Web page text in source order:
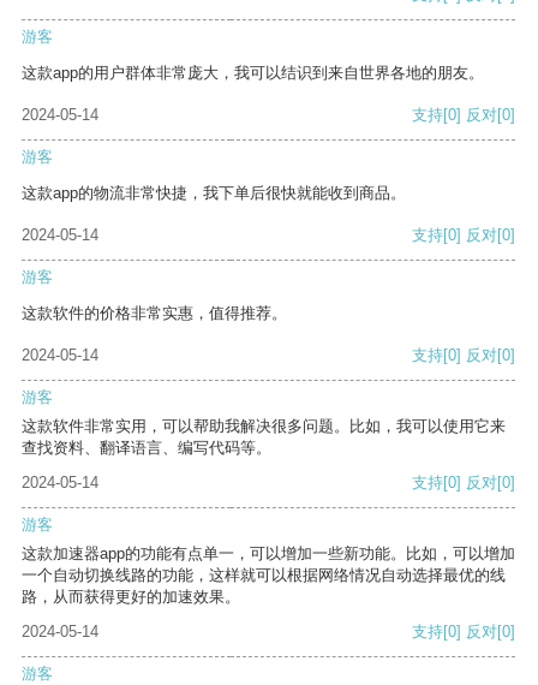
游客
这款app的用户群体非常庞大，我可以结识到来自世界各地的朋友。
2024-05-14 支持[0] 反对[0]
游客
这款app的物流非常快捷，我下单后很快就能收到商品。
2024-05-14 支持[0] 反对[0]
游客
这款软件的价格非常实惠，值得推荐。
2024-05-14 支持[0] 反对[0]
游客
这款软件非常实用，可以帮助我解决很多问题。比如，我可以使用它来
查找资料、翻译语言、编写代码等。
2024-05-14
支持[0] 反对[0]
游客
这款加速器app的功能有点单一，可以增加一些新功能。比如，可以增加
一个自动切换线路的功能，这样就可以根据网络情况自动选择最优的线
路，从而获得更好的加速效果。
2024-05-14
支持[0] 反对[0]
游客